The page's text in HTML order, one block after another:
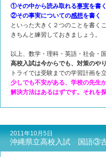
①その中から読み取れる事実を書く
②その事実についての感想を書く
といった大きく２つのことを書く
きちんと練習しておきましょう。
以上、数学・理科・英語・社会・
高校入試は今からでも、対策のや
トライでは受験までの学習計画を
少しでも不安がある、学校の先
解決方法はあるはずです。それを
2011年10月5日
沖縄県立高校入試 国語③